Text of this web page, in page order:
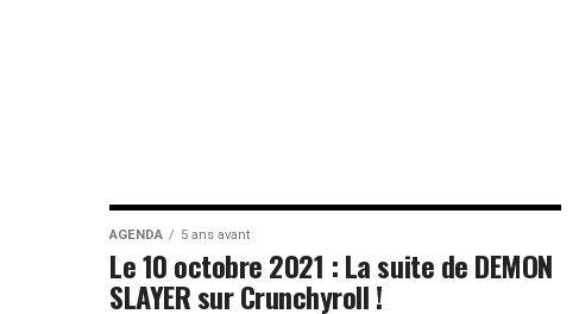
AGENDA 5 ans avant
Le 10 octobre 2021 : La suite de DEMON
SLAYER sur Crunchyroll !